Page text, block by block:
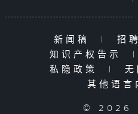
新闻稿 | 招
知识产权告示
|
私隐政策
|
其他语言
© 2026